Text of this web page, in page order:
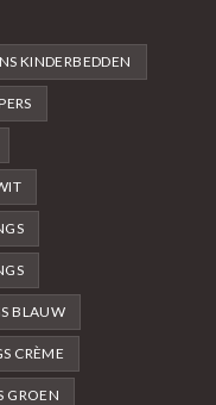
KINDERBEDDEN
BLAUW
CRÈME
GROEN